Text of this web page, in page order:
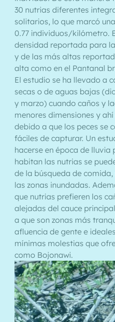
30 nutrias diferentes
solitarios, lo que marcó
0.77 individuos/kilómetro.
densidad reportada para
y de las más altas
alta como en el Pantanal
El estudio se ha llevado a
secas o de aguas bajas
y marzo) cuando caños y
menores dimensiones y
debido a que los peces se
fáciles de capturar. Un
hacerse en época de
habitan las nutrias se
de la búsqueda de
las zonas inundadas.
que nutrias prefieren los
alejadas del cauce
a que son zonas más
afluencia de gente e
mínimas molestias que
como Bojonawi.